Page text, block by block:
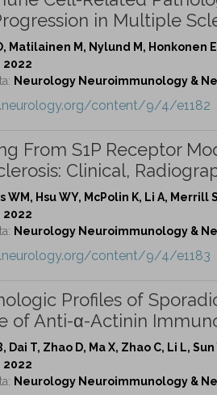
in Multiple
Matilainen M, Nylund M, Honkonen
2022
Neurology Neuroimmunology &
content/9/4/e1182
From S1P Receptor
Clinical,
WM, Hsu WY, McPolin K, Li A, Merrill
2022
Neurology Neuroimmunology &
content/9/4/e1183
Profiles of
of Anti-α-Actinin
Dai T, Zhao D, Ma X, Zhao C, Li L, Sun
2022
Neurology Neuroimmunology &